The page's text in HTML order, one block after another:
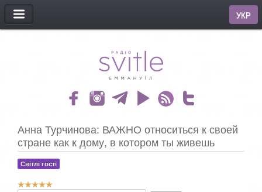
МЕНЮ
УКР
Анна Турчинова: ВАЖНО относиться к своей
стране как к дому, в котором ты живешь
Світлі гості
Р